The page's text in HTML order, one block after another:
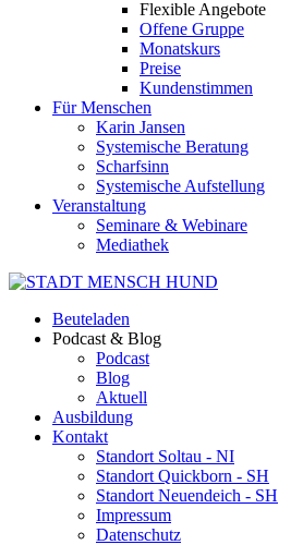
Flexible Angebote
Offene Gruppe
Monatskurs
Preise
Kundenstimmen
Für Menschen
Karin Jansen
Systemische Beratung
Scharfsinn
Systemische Aufstellung
Veranstaltung
Seminare & Webinare
Mediathek
Beuteladen
Podcast & Blog
Podcast
Blog
Aktuell
Ausbildung
Kontakt
Standort Soltau - NI
Standort Quickborn - SH
Standort Neuendeich - SH
Impressum
Datenschutz